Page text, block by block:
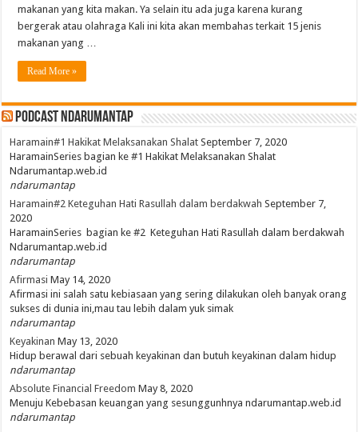
makanan yang kita makan. Ya selain itu ada juga karena kurang
bergerak atau olahraga Kali ini kita akan membahas terkait 15 jenis
makanan yang …
Read More »
PodCast NdaruMantap
Haramain#1 Hakikat Melaksanakan Shalat September 7, 2020
HaramainSeries bagian ke #1 Hakikat Melaksanakan Shalat
Ndarumantap.web.id
ndarumantap
Haramain#2 Keteguhan Hati Rasullah dalam berdakwah September 7,
2020
HaramainSeries bagian ke #2 Keteguhan Hati Rasullah dalam berdakwah
Ndarumantap.web.id
ndarumantap
Afirmasi May 14, 2020
Afirmasi ini salah satu kebiasaan yang sering dilakukan oleh banyak orang
sukses di dunia ini,mau tau lebih dalam yuk simak
ndarumantap
Keyakinan May 13, 2020
Hidup berawal dari sebuah keyakinan dan butuh keyakinan dalam hidup
ndarumantap
Absolute Financial Freedom May 8, 2020
Menuju Kebebasan keuangan yang sesunggunhnya ndarumantap.web.id
ndarumantap